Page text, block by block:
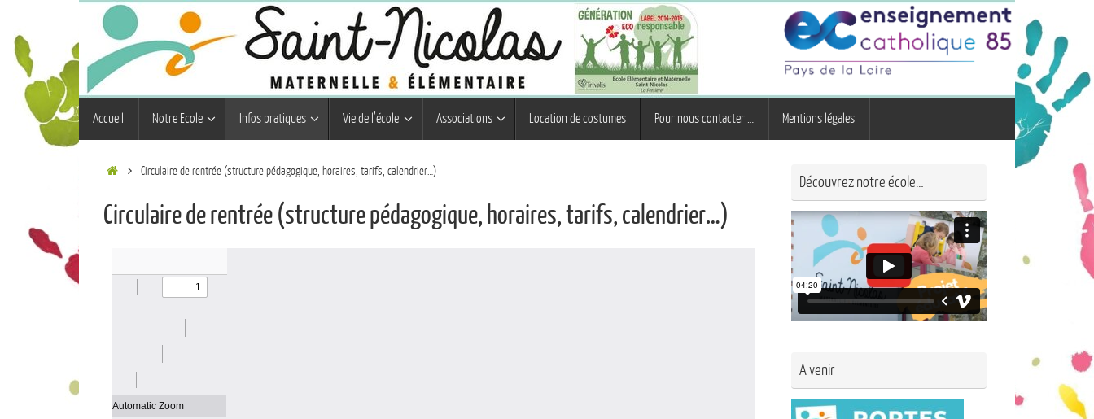
Accueil Notre Ecole Infos pratiques Vie de l’école Associations Location de costumes Pour nous contacter … Mentions légales
Circulaire de rentrée (structure pédagogique, horaires, tarifs, calendrier…)
Circulaire de rentrée (structure pédagogique, horaires, tarifs, calendrier…)
Découvrez notre école…
A venir